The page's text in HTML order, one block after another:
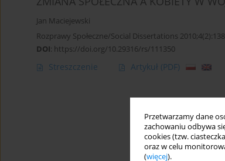
Przetwarzamy dane
zachowaniu odbywa
cookies (tzw.
oraz w celu
(więcej).
Jan Maciejewski
Rozprawy Społeczne/Social Dissertations
DOI: https://doi.org/10.29316/rs/111350
Streszczenie Artykuł (PDF)